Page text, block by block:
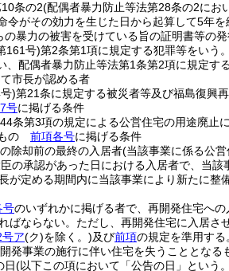
条の2(配偶者暴力防止等法第28条の2にお
令がその効力を生じた日から起算して5年
暴力の被害を受けている旨の証明書等の
161号)第2条第1項に規定する犯罪等をいう
配偶者暴力防止等法第1条第2項に規定す
市長が認める者
)第21条に規定する被災者等及び福島復興
号に掲げる条件
条第3項の規定による公営住宅の用途廃止
の 前項各号に掲げる条件
除却前の最終の入居者(当該事業に係る公
の承認があった日における入居者で、当
が定める期間内に当該事業により新たに
号のいずれかに掲げる者で、再開発住宅へ
ばならない。 ただし、再開発住宅に入居さ
ア(ク)を除く。)及び前項の規定を準用する
発事業の施行に伴い住宅を失うこととなる
日(以下この項において「公告の日」という